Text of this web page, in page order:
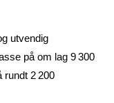
utvendig
på om lag 9 300
rundt 2 200